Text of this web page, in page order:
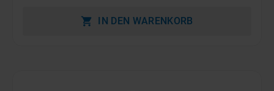
IN DEN WARENKORB